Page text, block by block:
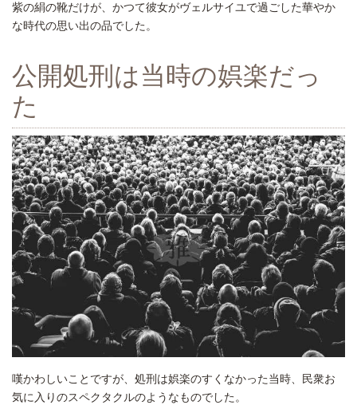
紫の絹の靴だけが、かつて彼女がヴェルサイユで過ごした華やか
な時代の思い出の品でした。
公開処刑は当時の娯楽だっ
た
嘆かわしいことですが、処刑は娯楽のすくなかった当時、民衆お
気に入りのスペクタクルのようなものでした。